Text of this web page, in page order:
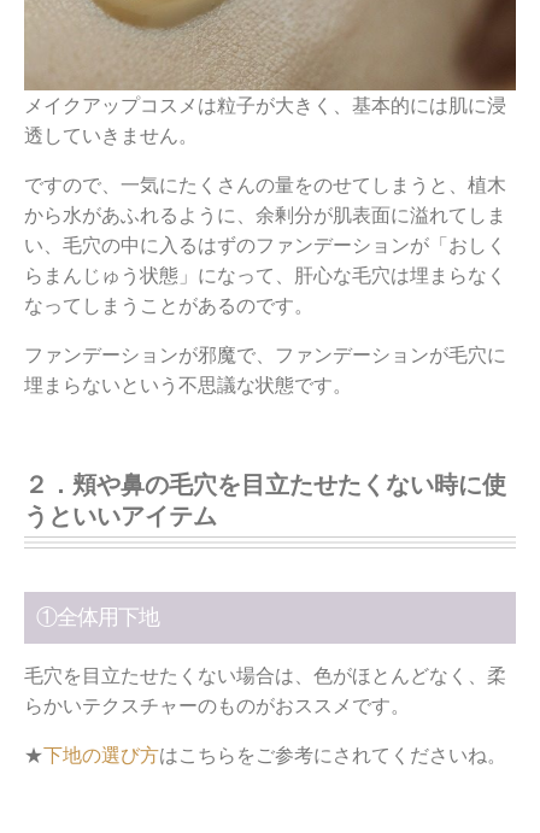
メイクアップコスメは粒子が大きく、基本的には肌に浸
透していきません。
ですので、一気にたくさんの量をのせてしまうと、植木
から水があふれるように、余剰分が肌表面に溢れてしま
い、毛穴の中に入るはずのファンデーションが「おしく
らまんじゅう状態」になって、肝心な毛穴は埋まらなく
なってしまうことがあるのです。
ファンデーションが邪魔で、ファンデーションが毛穴に
埋まらないという不思議な状態です。
２．頬や鼻の毛穴を目立たせたくない時に使
うといいアイテム
①全体用下地
毛穴を目立たせたくない場合は、色がほとんどなく、柔
らかいテクスチャーのものがおススメです。
★下地の選び方はこちらをご参考にされてくださいね。